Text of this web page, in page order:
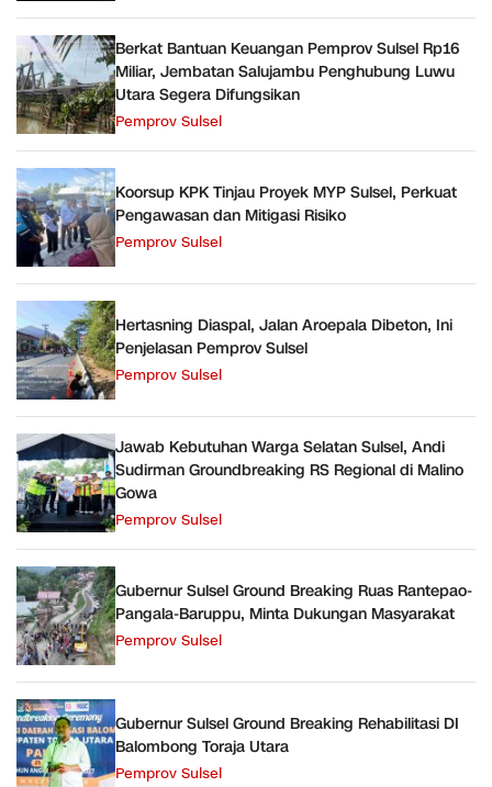
Berkat Bantuan Keuangan Pemprov Sulsel Rp16
Miliar, Jembatan Salujambu Penghubung Luwu
Utara Segera Difungsikan
Pemprov Sulsel
Koorsup KPK Tinjau Proyek MYP Sulsel, Perkuat
Pengawasan dan Mitigasi Risiko
Pemprov Sulsel
Hertasning Diaspal, Jalan Aroepala Dibeton, Ini
Penjelasan Pemprov Sulsel
Pemprov Sulsel
Jawab Kebutuhan Warga Selatan Sulsel, Andi
Sudirman Groundbreaking RS Regional di Malino
Gowa
Pemprov Sulsel
Gubernur Sulsel Ground Breaking Ruas Rantepao-
Pangala-Baruppu, Minta Dukungan Masyarakat
Pemprov Sulsel
Gubernur Sulsel Ground Breaking Rehabilitasi DI
Balombong Toraja Utara
Pemprov Sulsel